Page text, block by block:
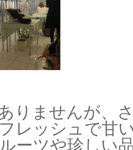
りませんが、
レッシュで甘
ーツや珍しい